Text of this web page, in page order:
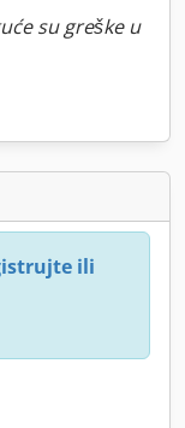
su greške u
ili